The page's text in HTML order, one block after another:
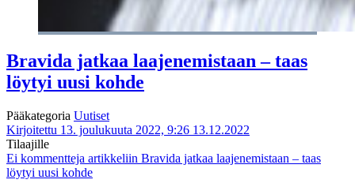
Bravida jatkaa laajenemistaan – taas
löytyi uusi kohde
Pääkategoria Uutiset
Kirjoitettu 13. joulukuuta 2022, 9:26 13.12.2022
Tilaajille
Ei kommentteja artikkeliin Bravida jatkaa laajenemistaan – taas
löytyi uusi kohde